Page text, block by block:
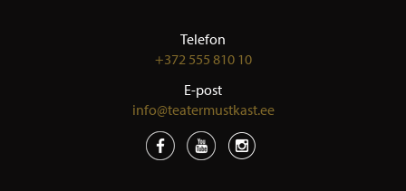
Telefon
+372 555 810 10
E-post
info@teatermustkast.ee